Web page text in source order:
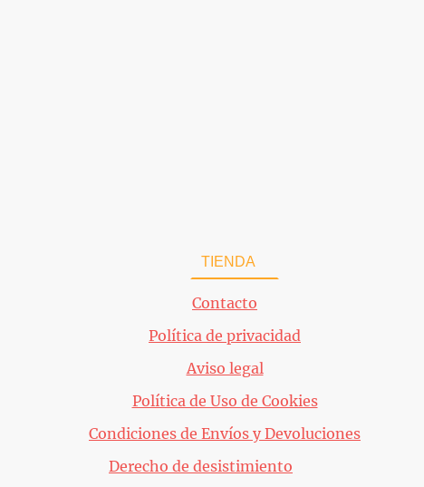
TIENDA
Contacto
Política de privacidad
Aviso legal
Política de Uso de Cookies
Condiciones de Envíos y Devoluciones
Derecho de desistimiento